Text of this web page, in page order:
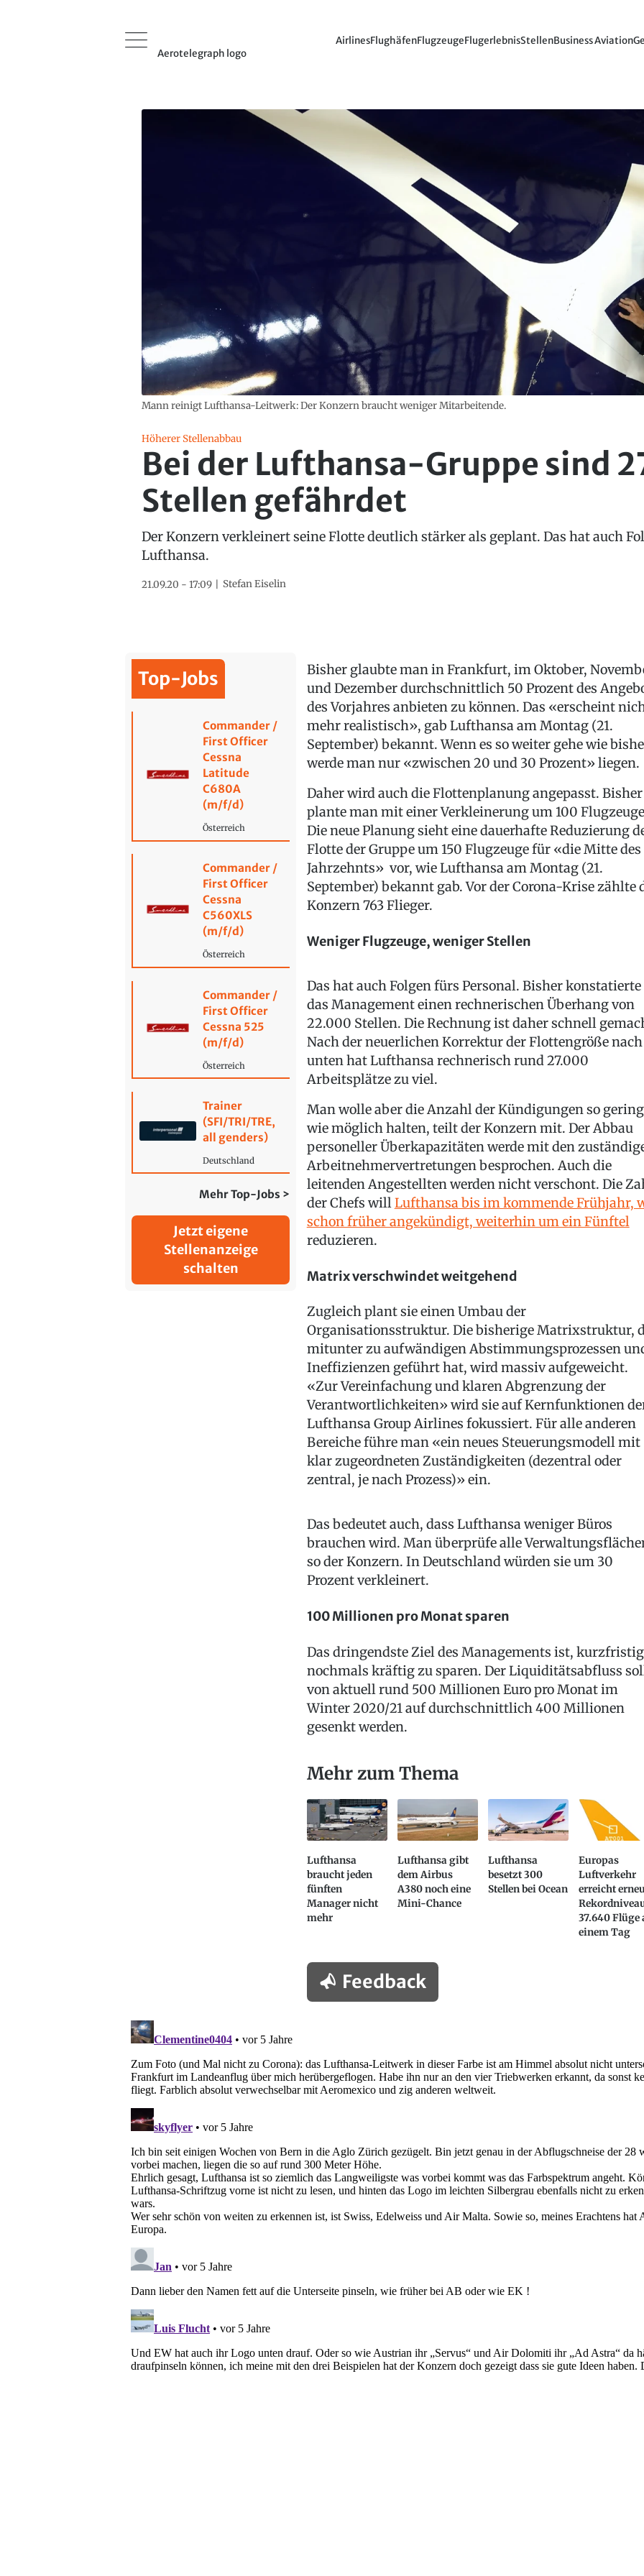
Aerotelegraph logo
AirlinesFlughäfenFlugzeugeFlugerlebnisStellenBusiness Aviation
Mann reinigt Lufthansa-Leitwerk: Der Konzern braucht weniger Mitarbeitende.
Höherer Stellenabbau
Bei der Lufthansa-Gruppe sind
Stellen gefährdet
Der Konzern verkleinert seine Flotte deutlich stärker als geplant. Das hat auch
Lufthansa.
21.09.20 - 17:09 Stefan Eiselin
Top-Jobs
Commander /
First Officer
Cessna
Latitude
C680A
(m/f/d)
Österreich
Commander /
First Officer
Cessna
C560XLS
(m/f/d)
Österreich
Commander /
First Officer
Cessna 525
(m/f/d)
Österreich
Trainer
(SFI/TRI/TRE,
all genders)
Deutschland
Mehr Top-Jobs >
Jetzt eigene
Stellenanzeige
schalten
Bisher glaubte man in Frankfurt, im Oktober,
und Dezember durchschnittlich 50 Prozent des
des Vorjahres anbieten zu können. Das «erscheint
mehr realistisch», gab Lufthansa am Montag (21.
September) bekannt. Wenn es so weiter gehe wie
werde man nur «zwischen 20 und 30 Prozent» liegen.
Daher wird auch die Flottenplanung angepasst. Bisher
plante man mit einer Verkleinerung um 100
Die neue Planung sieht eine dauerhafte Reduzierung
Flotte der Gruppe um 150 Flugzeuge für «die Mitte des
Jahrzehnts» vor, wie Lufthansa am Montag (21.
September) bekannt gab. Vor der Corona-Krise zählte
Konzern 763 Flieger.
Weniger Flugzeuge, weniger Stellen
Das hat auch Folgen fürs Personal. Bisher konstatierte
das Management einen rechnerischen Überhang von
22.000 Stellen. Die Rechnung ist daher schnell
Nach der neuerlichen Korrektur der Flottengröße nach
unten hat Lufthansa rechnerisch rund 27.000
Arbeitsplätze zu viel.
Man wolle aber die Anzahl der Kündigungen so gering
wie möglich halten, teilt der Konzern mit. Der Abbau
personeller Überkapazitäten werde mit den
Arbeitnehmervertretungen besprochen. Auch die
leitenden Angestellten werden nicht verschont. Die
der Chefs willLufthansa bis im kommende Frühjahr,
schon früher angekündigt, weiterhin um ein Fünftel
reduzieren.
Matrix verschwindet weitgehend
Zugleich plant sie einen Umbau der
Organisationsstruktur. Die bisherige Matrixstruktur,
mitunter zu aufwändigen Abstimmungsprozessen
Ineffizienzen geführt hat, wird massiv aufgeweicht.
«Zur Vereinfachung und klaren Abgrenzung der
Verantwortlichkeiten» wird sie auf Kernfunktionen
Lufthansa Group Airlines fokussiert. Für alle anderen
Bereiche führe man «ein neues Steuerungsmodell mit
klar zugeordneten Zuständigkeiten (dezentral oder
zentral, je nach Prozess)» ein.
Das bedeutet auch, dass Lufthansa weniger Büros
brauchen wird. Man überprüfe alle
so der Konzern. In Deutschland würden sie um 30
Prozent verkleinert.
100 Millionen pro Monat sparen
Das dringendste Ziel des Managements ist, kurzfristig
nochmals kräftig zu sparen. Der Liquiditätsabfluss
von aktuell rund 500 Millionen Euro pro Monat im
Winter 2020/21 auf durchschnittlich 400 Millionen
gesenkt werden.
Mehr zum Thema
Lufthansa
braucht jeden
fünften
Manager nicht
mehr
Lufthansa gibt
dem Airbus
A380 noch eine
Mini-Chance
Lufthansa
besetzt 300
Stellen bei Ocean
Europas
Luftverkehr
erreicht
37.640 Flüge
einem Tag
Feedback